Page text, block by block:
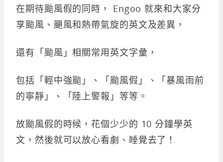
在期待颱風假的同時， Engoo 就來和大家分
享颱風、颶風和熱帶氣旋的英文及差異，
還有「颱風」相關常用英文字彙，
包括「輕中強颱」、「颱風假」、「暴風雨前
的寧靜」、「陸上警報」等等。
放颱風假的時候，花個少少的 10 分鐘學英
文，然後就可以放心看劇、睡覺去了！